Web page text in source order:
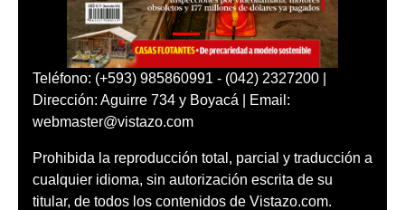
Teléfono: (+593) 985860991 - (042) 2327200 |
Dirección: Aguirre 734 y Boyacá | Email:
webmaster@vistazo.com
Prohibida la reproducción total, parcial y traducción a
cualquier idioma, sin autorización escrita de su
titular, de todos los contenidos de Vistazo.com.